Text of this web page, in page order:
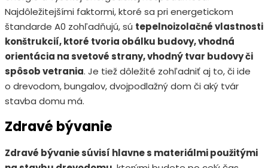
Najdôležitejšími faktormi, ktoré sa pri energetickom
štandarde A0 zohľadňujú, sú tepelnoizolačné vlastnosti
konštrukcií, ktoré tvoria obálku budovy, vhodná
orientácia na svetové strany, vhodný tvar budovy či
spôsob vetrania. Je tiež dôležité zohľadniť aj to, či ide
o drevodom, bungalov, dvojpodlažný dom či aký tvár
stavba domu má.
Zdravé bývanie
Zdravé bývanie súvisí hlavne s materiálmi použitými